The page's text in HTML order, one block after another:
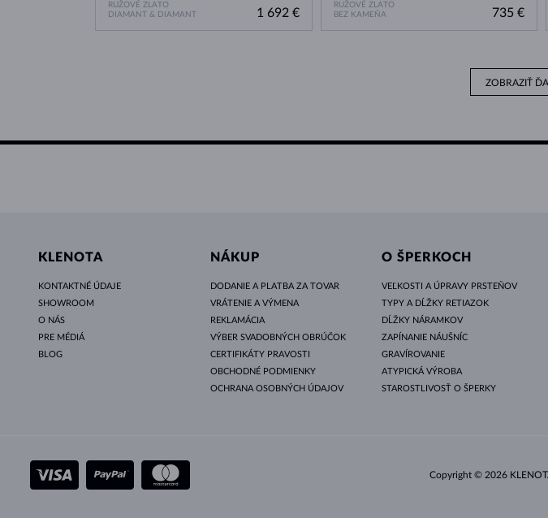
RUŽOVÉ ZLATO
DIAMANT & DIAMANT
1 692 €
RUŽOVÉ ZLATO
BEZ KAMEŇA
735 €
ZOBRAZIŤ
KLENOTA
KONTAKTNÉ ÚDAJE
SHOWROOM
O NÁS
PRE MÉDIÁ
BLOG
NÁKUP
DODANIE A PLATBA ZA TOVAR
VRÁTENIE A VÝMENA
REKLAMÁCIA
VÝBER SVADOBNÝCH OBRÚČOK
CERTIFIKÁTY PRAVOSTI
OBCHODNÉ PODMIENKY
OCHRANA OSOBNÝCH ÚDAJOV
O ŠPERKOCH
VEĽKOSTI A ÚPRAVY PRSTEŇOV
TYPY A DĹŽKY RETIAZOK
DĹŽKY NÁRAMKOV
ZAPÍNANIE NÁUŠNÍC
GRAVÍROVANIE
ATYPICKÁ VÝROBA
STAROSTLIVOSŤ O ŠPERKY
Copyright © 2026